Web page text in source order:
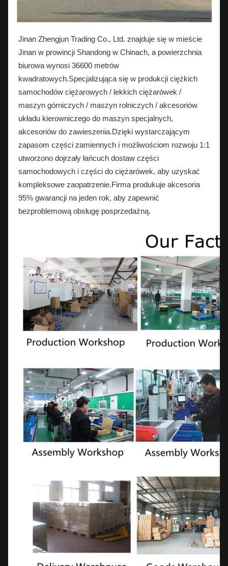
Jinan Zhengjun Trading Co., Ltd. znajduje się w mieście
Jinan w prowincji Shandong w Chinach, a powierzchnia
biurowa wynosi 36600 metrów
kwadratowych.Specjalizująca się w produkcji ciężkich
samochodów ciężarowych / lekkich ciężarówek /
maszyn górniczych / maszyn rolniczych / akcesoriów
układu kierowniczego do maszyn specjalnych,
akcesoriów do zawieszenia.Dzięki wystarczającym
zapasom części zamiennych i możliwościom rozwoju 1:1
utworzono dojrzały łańcuch dostaw części
samochodowych i części do ciężarówek, aby uzyskać
kompleksowe zaopatrzenie.Firma produkuje akcesoria
95% gwarancji na jeden rok, aby zapewnić
bezproblemową obsługę posprzedażną.